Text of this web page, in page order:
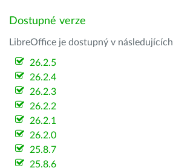
Dostupné verze
LibreOffice je dostupný v následujících
26.2.5
26.2.4
26.2.3
26.2.2
26.2.1
26.2.0
25.8.7
25.8.6